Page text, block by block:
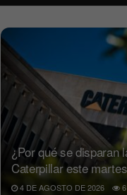
¿Por qué se disparan
Caterpillar este
4 DE AGOSTO DE 2026